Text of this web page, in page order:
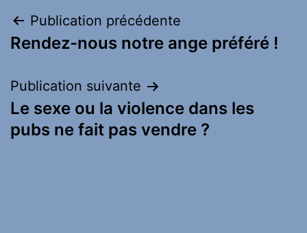
Navigation
de
l’article
Publication précédente
Rendez-nous notre ange préféré !
Publication suivante
Le sexe ou la violence dans les
pubs ne fait pas vendre ?